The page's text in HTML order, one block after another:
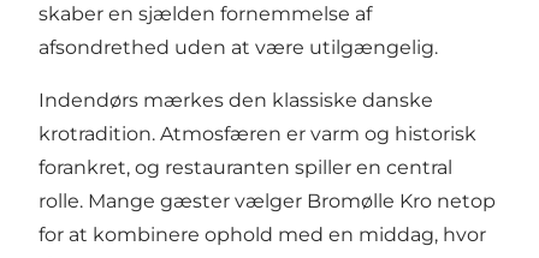
skaber en sjælden fornemmelse af
afsondrethed uden at være utilgængelig.
Indendørs mærkes den klassiske danske
krotradition. Atmosfæren er varm og historisk
forankret, og restauranten spiller en central
rolle. Mange gæster vælger Bromølle Kro netop
for at kombinere ophold med en middag, hvor